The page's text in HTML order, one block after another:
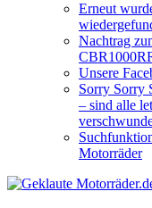
Erneut
Nachtrag
Unsere
Sorry Sorry
– sind alle
Motorräder